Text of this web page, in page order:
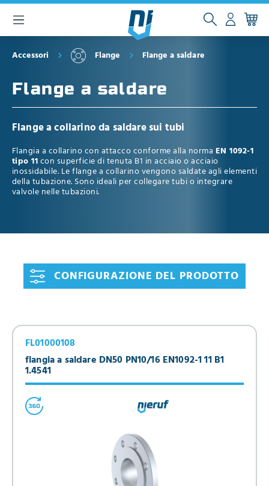
principale
Accessori Flange Flange a saldare
Flange a saldare
Flange a collarino da saldare sui tubi
Flangia a collarino con attacco conforme alla norma EN 1092-1
tipo 11con superficie di tenuta B1 in acciaio o acciaio
inossidabile. Le flange a collarino vengono saldate agli elementi
della tubazione. Sono ideali per collegare tubi o integrare
valvole nelle tubazioni.
CONFIGURAZIONE DEL PRODOTTO
flangia a saldare DN50 PN10/16 EN1092-1 11 B1
1.4541
FL01000108